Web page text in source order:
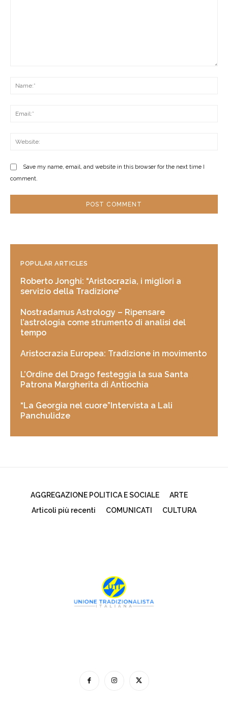
Save my name, email, and website in this browser for the next time I
comment.
POPULAR ARTICLES
Roberto Jonghi: “Aristocrazia, i migliori a
servizio della Tradizione”
Nostradamus Astrology – Ripensare
l’astrologia come strumento di analisi del
tempo
Aristocrazia Europea: Tradizione in movimento
L’Ordine del Drago festeggia la sua Santa
Patrona Margherita di Antiochia
“La Georgia nel cuore”Intervista a Lali
Panchulidze
AGGREGAZIONE POLITICA E SOCIALE
ARTE
Articoli più recenti
COMUNICATI CULTURA